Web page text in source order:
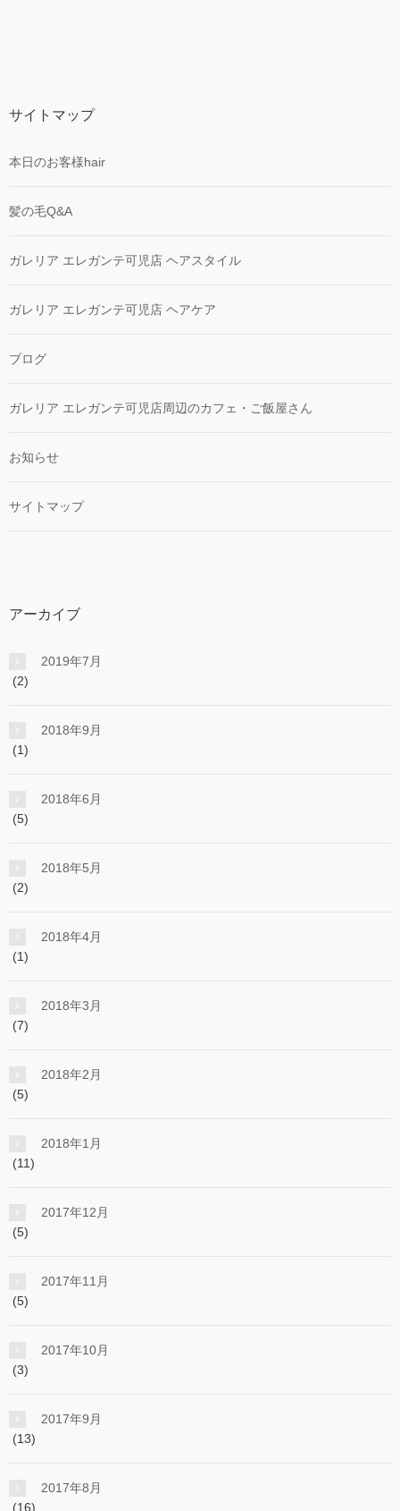
サイトマップ
本日のお客様hair
髪の毛Q&A
ガレリア エレガンテ可児店 ヘアスタイル
ガレリア エレガンテ可児店 ヘアケア
ブログ
ガレリア エレガンテ可児店周辺のカフェ・ご飯屋さん
お知らせ
サイトマップ
アーカイブ
2019年7月
(2)
2018年9月
(1)
2018年6月
(5)
2018年5月
(2)
2018年4月
(1)
2018年3月
(7)
2018年2月
(5)
2018年1月
(11)
2017年12月
(5)
2017年11月
(5)
2017年10月
(3)
2017年9月
(13)
2017年8月
(16)